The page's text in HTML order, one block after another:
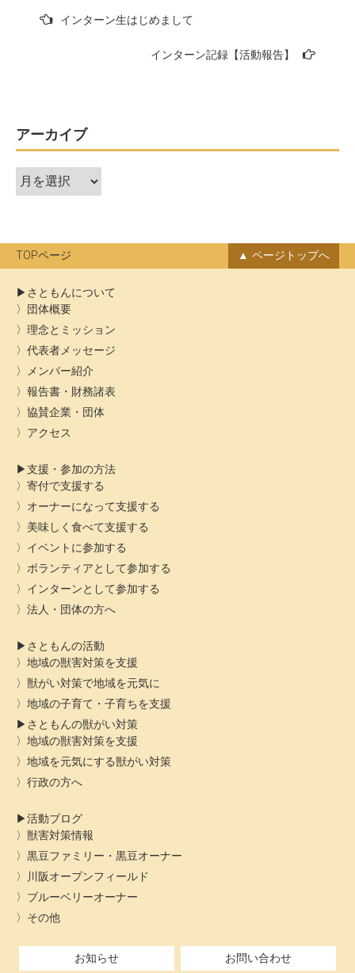
ー
シ
ョ
インターン生はじめまして
インターン記録【活動報告】
アーカイブ
ア
ー
ブ
TOPページ ページトップへ
さともんについて
団体概要
理念とミッション
代表者メッセージ
メンバー紹介
報告書・財務諸表
協賛企業・団体
アクセス
支援・参加の方法
寄付で支援する
オーナーになって支援する
美味しく食べて支援する
イベントに参加する
ボランティアとして参加する
インターンとして参加する
法人・団体の方へ
さともんの活動
地域の獣害対策を支援
獣がい対策で地域を元気に
地域の子育て・子育ちを支援
さともんの獣がい対策
地域の獣害対策を支援
地域を元気にする獣がい対策
行政の方へ
活動ブログ
獣害対策情報
黒豆ファミリー・黒豆オーナー
川阪オープンフィールド
ブルーベリーオーナー
その他
お知らせ お問い合わせ